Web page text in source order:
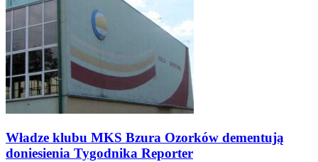
Władze klubu MKS Bzura Ozorków dementują
doniesienia Tygodnika Reporter